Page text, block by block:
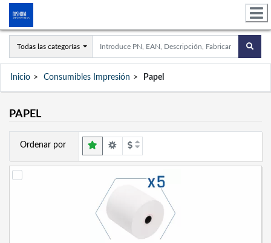
Todas las categorías
Inicio Consumibles Impresión Papel
PAPEL
Ordenar por